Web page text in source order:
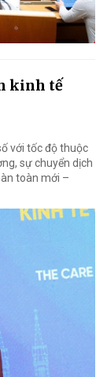
kinh tế
với tốc độ thuộc
sự chuyển dịch
toàn mới –